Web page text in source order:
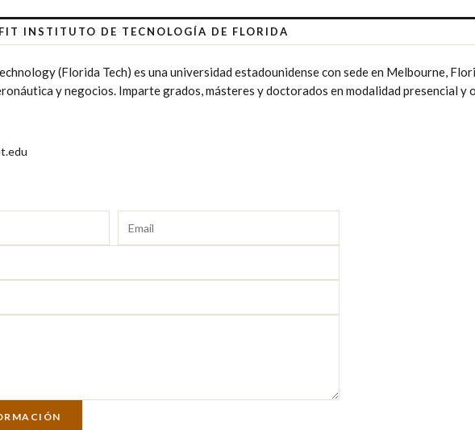
INSTITUTO DE TECNOLOGÍA DE FLORIDA
(Florida Tech) es una universidad estadounidense con sede en Melbourne,
y negocios. Imparte grados, másteres y doctorados en modalidad presencial y